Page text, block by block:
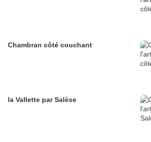
Chambran côté couchant
la Vallette par Salèse